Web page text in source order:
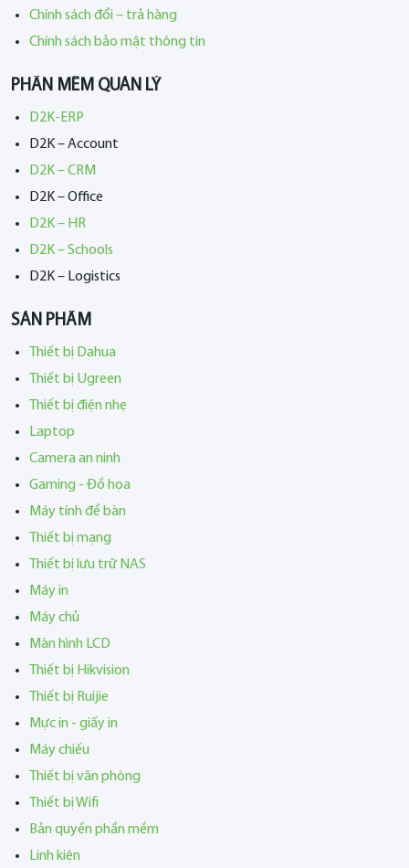
Chính sách đổi – trả hàng
Chính sách bảo mật thông tin
PHẦN MỀM QUẢN LÝ
D2K-ERP
D2K – Account
D2K – CRM
D2K – Office
D2K – HR
D2K – Schools
D2K – Logistics
SẢN PHẨM
Thiết bị Dahua
Thiết bị Ugreen
Thiết bị điện nhẹ
Laptop
Camera an ninh
Gaming - Đồ họa
Máy tính để bàn
Thiết bị mạng
Thiết bị lưu trữ NAS
Máy in
Máy chủ
Màn hình LCD
Thiết bị Hikvision
Thiết bị Ruijie
Mực in - giấy in
Máy chiếu
Thiết bị văn phòng
Thiết bị Wifi
Bản quyền phần mềm
Linh kiện